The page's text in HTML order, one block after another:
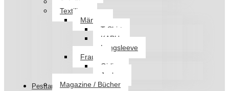
Aufnäher
Textilien
Männer
T-Shirt
KAPU
Longsleeve
Frauen
Girlies
Jacken
Magazine / Bücher
Pesttanz